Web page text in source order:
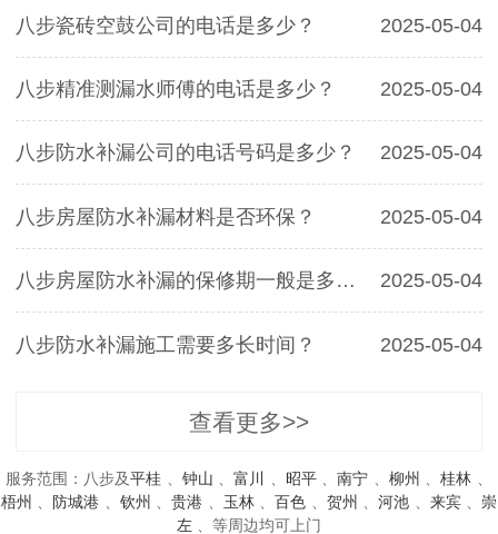
八步瓷砖空鼓公司的电话是多少？ 2025-05-04
八步精准测漏水师傅的电话是多少？ 2025-05-04
八步防水补漏公司的电话号码是多少？ 2025-05-04
八步房屋防水补漏材料是否环保？ 2025-05-04
八步房屋防水补漏的保修期一般是多久？ 2025-05-04
八步防水补漏施工需要多长时间？ 2025-05-04
查看更多>>
服务范围：八步及平桂 、 钟山 、富川 、 昭平 、南宁 、 柳州 、桂林 、
梧州 、 防城港 、 钦州 、贵港 、 玉林 、百色 、 贺州 、河池 、 来宾 、崇
左 、等周边均可上门